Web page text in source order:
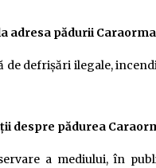
adresa pădurii
de defrișări ilegale,
despre pădurea
a mediului, în